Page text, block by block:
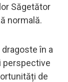
Săgetător
normală.
în a
perspective
de